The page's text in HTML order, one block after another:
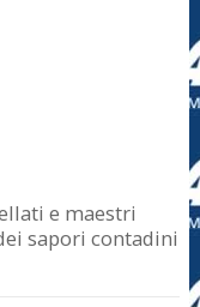
e maestri
sapori contadini